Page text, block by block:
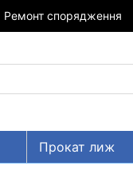
Ремонт спорядження
Прокат лиж